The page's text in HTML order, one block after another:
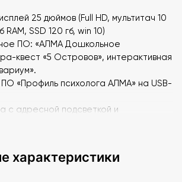
25 дюймов (Full HD, мультитач 10
SSD 120 гб, win 10)
ПО: «АЛМА Дошкольное
квест «5 Островов», интерактивная
«Профиль психолога АЛМА» на USB-
с адресной подсветкой и
небо с эффектом вращения
характеристики